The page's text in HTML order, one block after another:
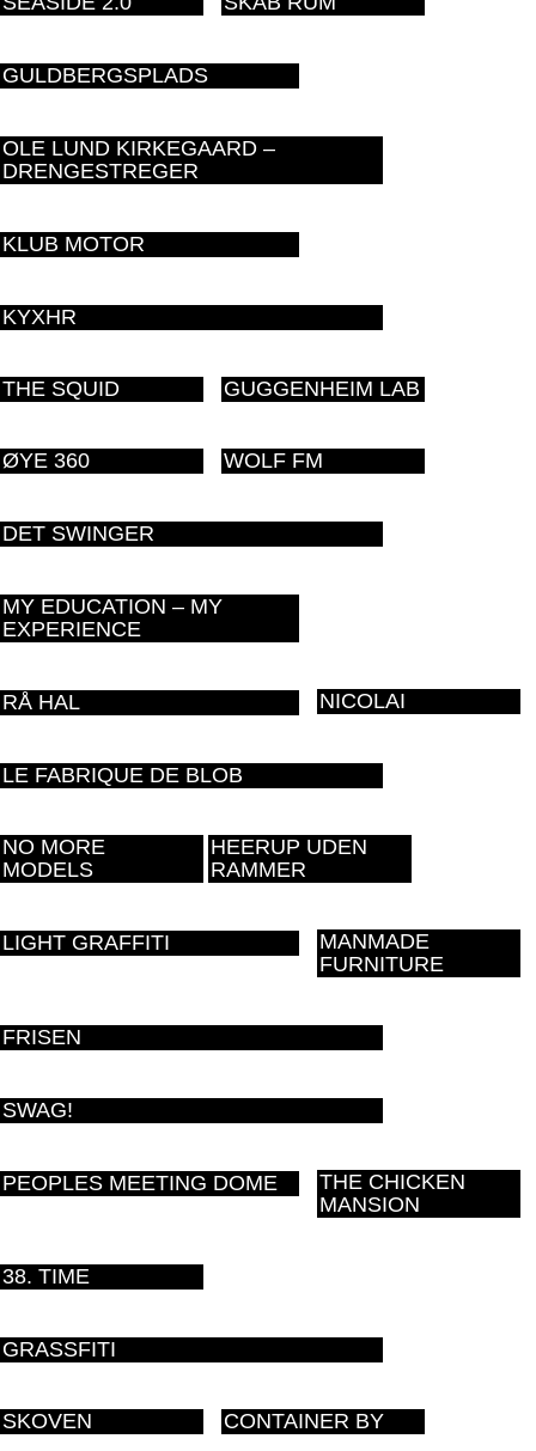
GULDBERGSPLADS
OLE LUND KIRKEGAARD –
DRENGESTREGER
KLUB MOTOR
KYXHR
THE SQUID GUGGENHEIM LAB
ØYE 360 WOLF FM
DET SWINGER
MY EDUCATION – MY
EXPERIENCE
RÅ HAL NICOLAI
LE FABRIQUE DE BLOB
NO MORE
MODELS
HEERUP UDEN
RAMMER
LIGHT GRAFFITI
MANMADE
FURNITURE
FRISEN
SWAG!
PEOPLES MEETING DOME
THE CHICKEN
MANSION
38. TIME
GRASSFITI
SKOVEN CONTAINER BY